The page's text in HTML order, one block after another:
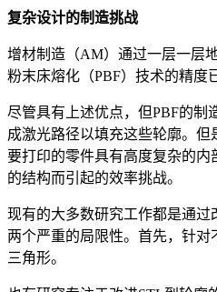
复杂设计的制造挑战
增材制造（AM）通过一层一层
粉末床熔化（PBF）技术的精度
尽管具有上述优点，但PBF的制
成激光路径以填充这些轮廓。
要打印的零件具有高度复杂的
的结构而引起的效率挑战。
现有的大多数研究工作都是通
两个严重的局限性。首先，针
三角形。